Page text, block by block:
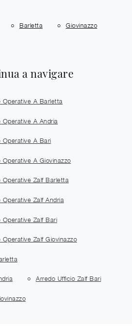
Barletta Giovinazzo
a navigare
Operative A Barletta
Operative A Andria
Operative A Bari
Operative A Giovinazzo
Operative Zalf Barletta
Zalf Andria
Operative Zalf Bari
Operative Zalf Giovinazzo
Arredo Ufficio Zalf Bari